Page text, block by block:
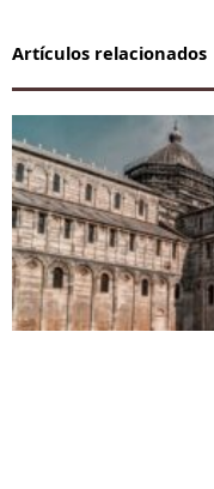
Artículos relacionados